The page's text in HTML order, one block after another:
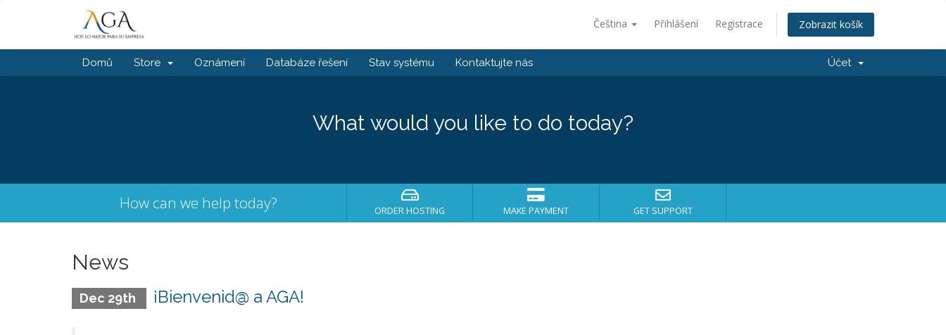
Čeština Přihlášení Registrace Zobrazit košík
Domů Store Oznámení Databáze řešení Stav systému Kontaktujte nás Účet
What would you like to do today?
How can we help today? ORDER HOSTING MAKE PAYMENT GET SUPPORT
News
Dec 29th ¡Bienvenid@ a AGA!